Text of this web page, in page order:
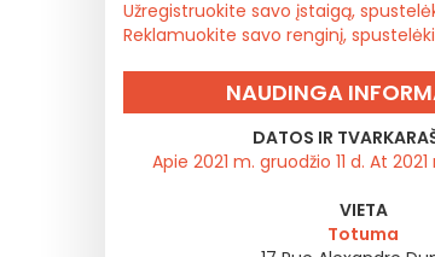
Užregistruokite savo įstaigą,
Reklamuokite savo renginį,
NAUDINGA
DATOS IR
Apie 2021 m. gruodžio 11 d. At
VIETA
Totuma